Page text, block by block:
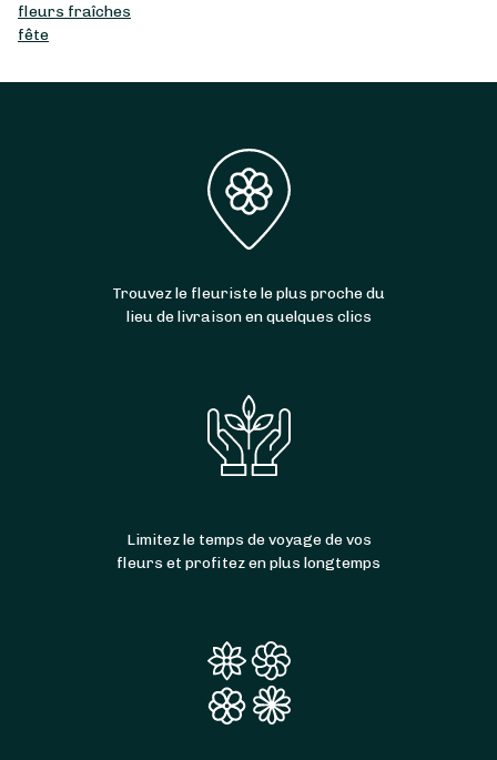
fleurs fraîches
fête
Trouvez le fleuriste le plus proche du
lieu de livraison en quelques clics
Limitez le temps de voyage de vos
fleurs et profitez en plus longtemps